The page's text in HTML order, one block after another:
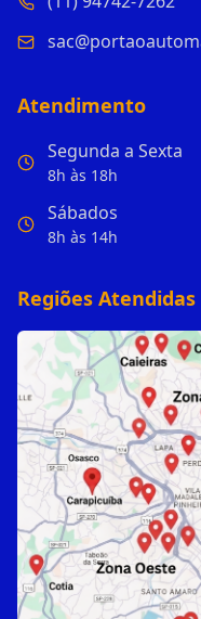
Atendimento
Segunda a Sexta
8h às 18h
Sábados
8h às 14h
Regiões Atendidas